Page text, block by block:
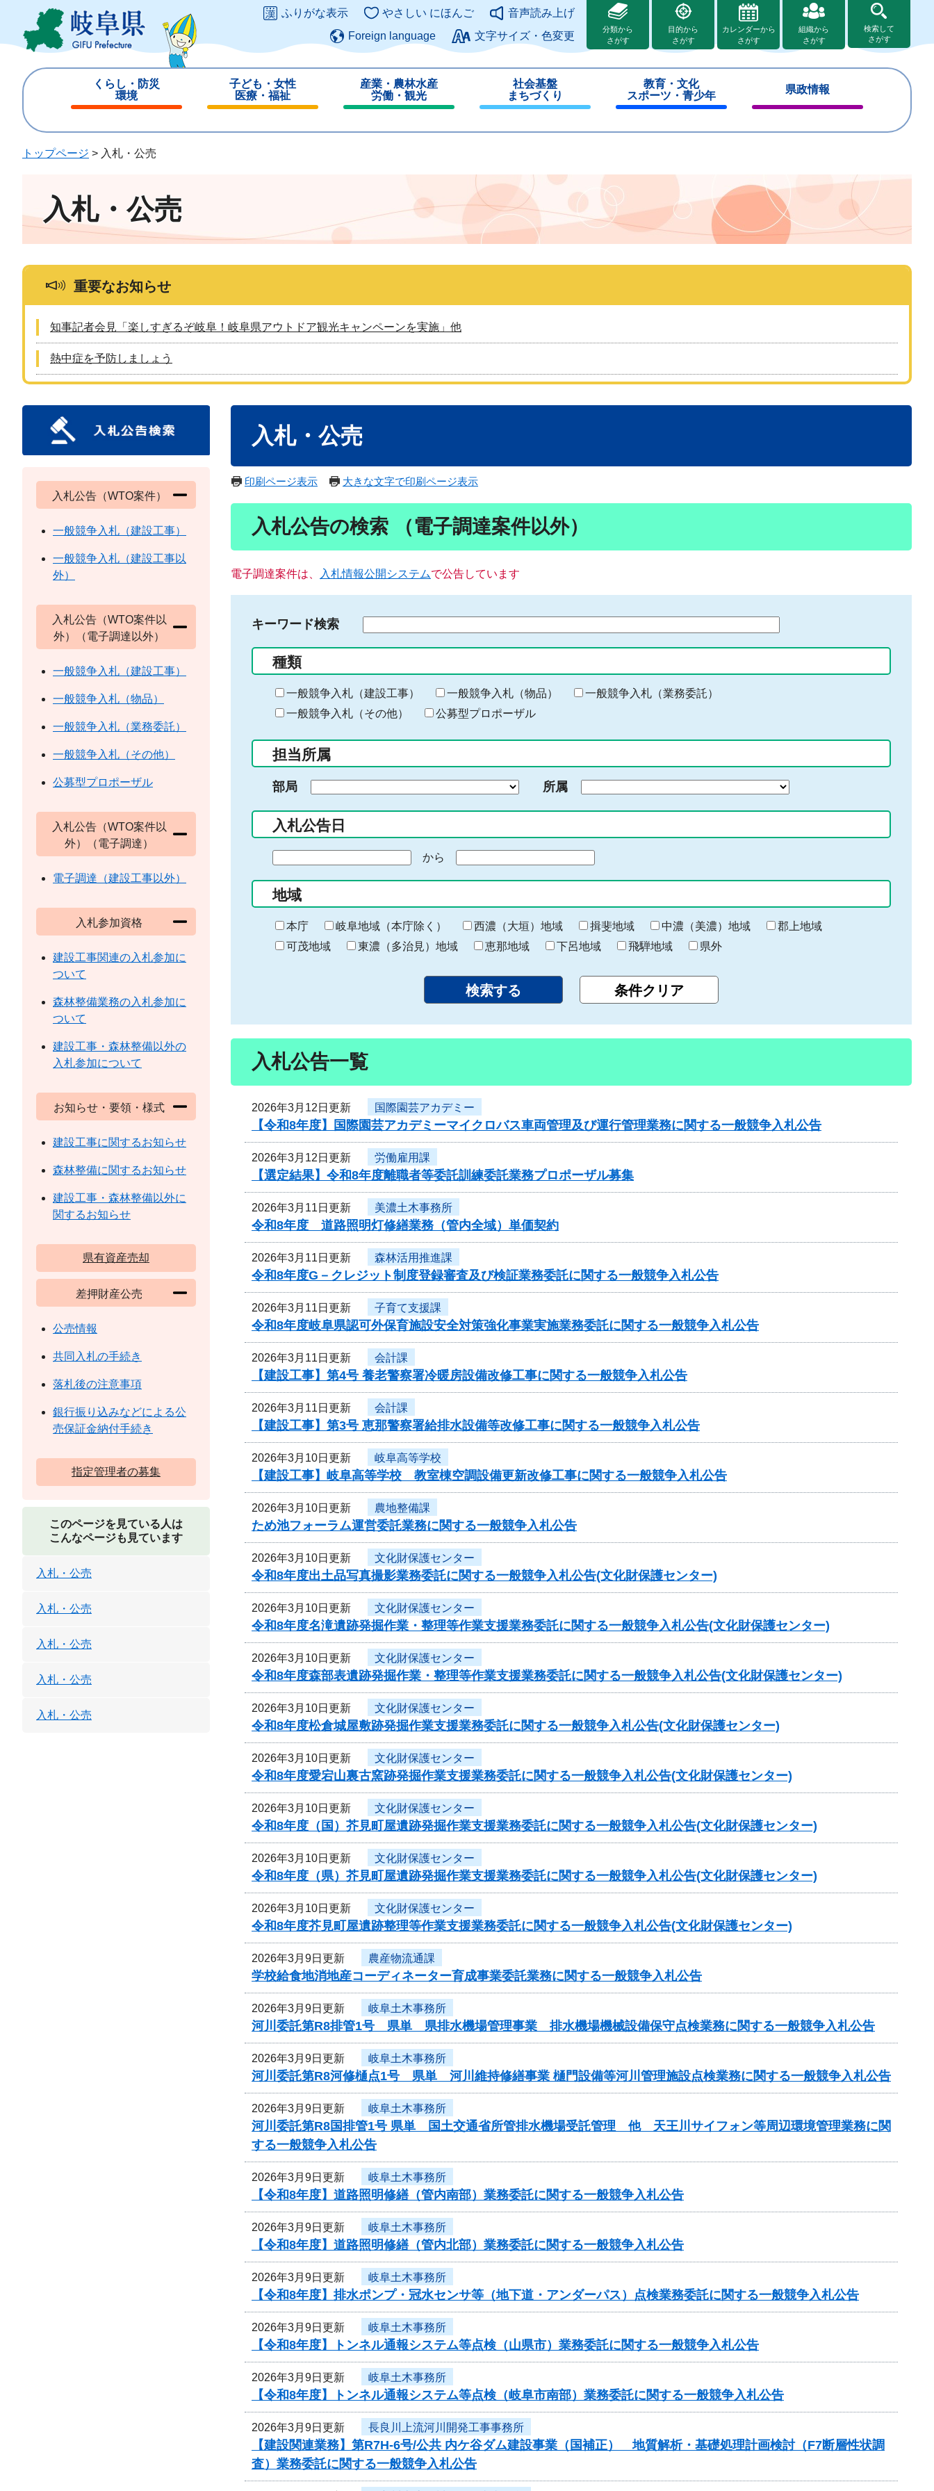
ジ
ュ
このページの本文へ
ふりがな表示 やさしい にほんご
音声読み上げ
Foreign language
文字サイズ・色変更
分類から
さがす
目的から
さがす
カレンダーから
さがす
組織から
さがす
検索して
さがす
くらし・防災
環境
じ
子ども・女性
医療・福祉
じ
産業・農林水産
労働・観光
じ
社会基盤
まちづくり
じ
教育・文化
スポーツ・青少年
じ
県政情報
じ
トップページ > 入札・公売
入札・公売
重要なお知らせ
知事記者会見「楽しすぎるぞ岐阜！岐阜県アウトドア観光キャンペーンを実施」他
熱中症を予防しましょう
入札・公売
印刷ページ表示 大きな文字で印刷ページ表示
入札公告の検索 （電子調達案件以外）
電子調達案件は、 入札情報公開システムで公告しています
キーワード検索
る
キ
ー
ー
入
力
種類
一般競争入札（建設工事） 一般競争入札（物品）
一般競争入札（業務委託）
一般競争入札（その他）
公募型プロポーザル
担当所属
部局 所属
入札公告日
の
始
ま
り
から
終
わ
り
地域
本庁 岐阜地域（本庁除く） 西濃（大垣）地域 揖斐地域 中濃（美濃）地域
郡上地域
可茂地域
東濃（多治見）地域 恵那地域 下呂地域 飛騨地域 県外
入札公告一覧
2026年3月12日更新 国際園芸アカデミー
【令和8年度】国際園芸アカデミーマイクロバス車両管理及び運行管理業務に関する一般競争入札公告
2026年3月12日更新 労働雇用課
【選定結果】令和8年度離職者等委託訓練委託業務プロポーザル募集
2026年3月11日更新 美濃土木事務所
令和8年度 道路照明灯修繕業務（管内全域）単価契約
2026年3月11日更新 森林活用推進課
令和8年度G－クレジット制度登録審査及び検証業務委託に関する一般競争入札公告
2026年3月11日更新 子育て支援課
令和8年度岐阜県認可外保育施設安全対策強化事業実施業務委託に関する一般競争入札公告
2026年3月11日更新 会計課
【建設工事】第4号 養老警察署冷暖房設備改修工事に関する一般競争入札公告
2026年3月11日更新 会計課
【建設工事】第3号 恵那警察署給排水設備等改修工事に関する一般競争入札公告
2026年3月10日更新 岐阜高等学校
【建設工事】岐阜高等学校 教室棟空調設備更新改修工事に関する一般競争入札公告
2026年3月10日更新 農地整備課
ため池フォーラム運営委託業務に関する一般競争入札公告
2026年3月10日更新 文化財保護センター
令和8年度出土品写真撮影業務委託に関する一般競争入札公告(文化財保護センター)
2026年3月10日更新 文化財保護センター
令和8年度名滝遺跡発掘作業・整理等作業支援業務委託に関する一般競争入札公告(文化財保護センター)
2026年3月10日更新 文化財保護センター
令和8年度森部表遺跡発掘作業・整理等作業支援業務委託に関する一般競争入札公告(文化財保護センター)
2026年3月10日更新 文化財保護センター
令和8年度松倉城屋敷跡発掘作業支援業務委託に関する一般競争入札公告(文化財保護センター)
2026年3月10日更新 文化財保護センター
令和8年度愛宕山裏古窯跡発掘作業支援業務委託に関する一般競争入札公告(文化財保護センター)
2026年3月10日更新 文化財保護センター
令和8年度（国）芥見町屋遺跡発掘作業支援業務委託に関する一般競争入札公告(文化財保護センター)
2026年3月10日更新 文化財保護センター
令和8年度（県）芥見町屋遺跡発掘作業支援業務委託に関する一般競争入札公告(文化財保護センター)
2026年3月10日更新 文化財保護センター
令和8年度芥見町屋遺跡整理等作業支援業務委託に関する一般競争入札公告(文化財保護センター)
2026年3月9日更新 農産物流通課
学校給食地消地産コーディネーター育成事業委託業務に関する一般競争入札公告
2026年3月9日更新 岐阜土木事務所
河川委託第R8排管1号 県単 県排水機場管理事業 排水機場機械設備保守点検業務に関する一般競争入札公告
2026年3月9日更新 岐阜土木事務所
河川委託第R8河修樋点1号 県単 河川維持修繕事業 樋門設備等河川管理施設点検業務に関する一般競争入札公告
2026年3月9日更新 岐阜土木事務所
河川委託第R8国排管1号 県単 国土交通省所管排水機場受託管理 他 天王川サイフォン等周辺環境管理業務に関
する一般競争入札公告
2026年3月9日更新 岐阜土木事務所
【令和8年度】道路照明修繕（管内南部）業務委託に関する一般競争入札公告
2026年3月9日更新 岐阜土木事務所
【令和8年度】道路照明修繕（管内北部）業務委託に関する一般競争入札公告
2026年3月9日更新 岐阜土木事務所
【令和8年度】排水ポンプ・冠水センサ等（地下道・アンダーパス）点検業務委託に関する一般競争入札公告
2026年3月9日更新 岐阜土木事務所
【令和8年度】トンネル通報システム等点検（山県市）業務委託に関する一般競争入札公告
2026年3月9日更新 岐阜土木事務所
【令和8年度】トンネル通報システム等点検（岐阜市南部）業務委託に関する一般競争入札公告
2026年3月9日更新 長良川上流河川開発工事事務所
【建設関連業務】第R7H-6号/公共 内ケ谷ダム建設事業（国補正） 地質解析・基礎処理計画検討（F7断層性状調
査）業務委託に関する一般競争入札公告
入札公告（WTO案件）
一般競争入札（建設工事）
一般競争入札（建設工事以
外）
入札公告（WTO案件以
外）（電子調達以外）
一般競争入札（建設工事）
一般競争入札（物品）
一般競争入札（業務委託）
一般競争入札（その他）
公募型プロポーザル
入札公告（WTO案件以
外）（電子調達）
電子調達（建設工事以外）
入札参加資格
建設工事関連の入札参加に
ついて
森林整備業務の入札参加に
ついて
建設工事・森林整備以外の
入札参加について
お知らせ・要領・様式
建設工事に関するお知らせ
森林整備に関するお知らせ
建設工事・森林整備以外に
関するお知らせ
県有資産売却
差押財産公売
公売情報
共同入札の手続き
落札後の注意事項
銀行振り込みなどによる公
売保証金納付手続き
指定管理者の募集
このページを見ている人は
こんなページも見ています
入札・公売
入札・公売
入札・公売
入札・公売
入札・公売